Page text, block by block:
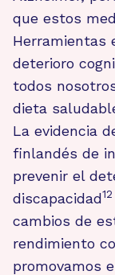
que estos
Herramientas
deterioro
todos
dieta
La evidencia
finlandés de
prevenir el
discapacidad12
cambios de
rendimiento
promovamos